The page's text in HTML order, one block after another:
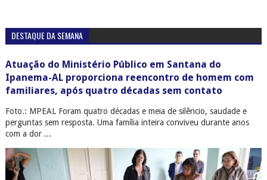
DESTAQUE DA SEMANA
Atuação do Ministério Público em Santana do
Ipanema-AL proporciona reencontro de homem com
familiares, após quatro décadas sem contato
Foto.: MPEAL Foram quatro décadas e meia de silêncio, saudade e
perguntas sem resposta. Uma família inteira conviveu durante anos
com a dor ...